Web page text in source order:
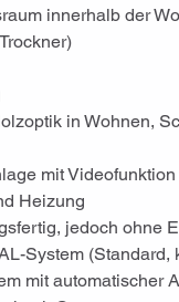
innerhalb der
in Wohnen,
mit Videofunktion
Heizung
jedoch ohne
System (Standard,
mit automatischer